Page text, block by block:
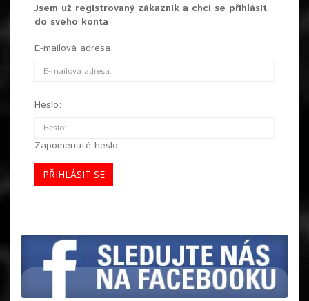
Jsem už registrovaný zákazník a chci se přihlásit
do svého konta
E-mailová adresa:
Heslo:
Zapomenuté heslo